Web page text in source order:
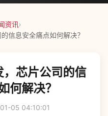
资讯›
信息安全痛点如何解决？
芯片公司的信
何解决？
05 04:10:01